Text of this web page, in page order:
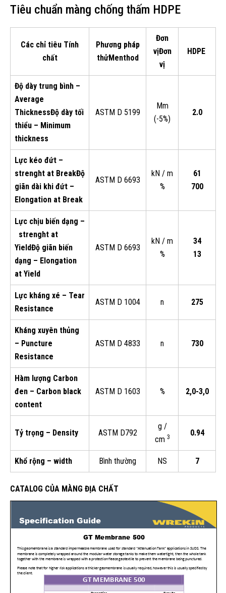
Tiêu chuẩn màng chống thấm HDPE
Các chỉ tiêu Tính
chất
Phương pháp
thửMenthod
Đơn
vịĐơn
vị
HDPE
Độ dày trung bình –
Average
ThicknessĐộ dày tối
thiểu – Minimum
thickness
ASTM D 5199
Mm
(-5%)
2.0
Lực kéo đứt –
strenght at BreakĐộ
giãn dài khi đứt –
Elongation at Break
ASTM D 6693
kN / m
%
61
700
Lực chịu biến dạng –
strenght at
YieldĐộ giãn biến
dạng – Elongation
at Yield
ASTM D 6693
kN / m
%
34
13
Lực kháng xé – Tear
Resistance
ASTM D 1004 n 275
Kháng xuyên thủng
– Puncture
Resistance
ASTM D 4833 n 730
Hàm lượng Carbon
đen – Carbon black
content
ASTM D 1603 % 2,0-3,0
Tỷ trọng – Density ASTM D792
g /
cm 3 0.94
Khổ rộng – width Bình thường NS 7
CATALOG CỦA MÀNG ĐỊA CHẤT